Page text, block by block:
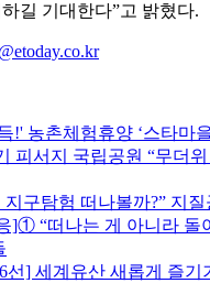
길 기대한다”고 밝혔다.
!' 농촌체험휴양 ‘스타마
피서지 국립공원 “무더
지구탐험 떠나볼까?” 지질
]① “떠나는 게 아니라 돌
선] 세계유산 새롭게 즐기